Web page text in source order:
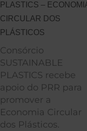
PLASTICS –
CIRCULAR DOS
PLÁSTICOS
Consórcio
SUSTAINABLE
PLASTICS recebe
apoio do PRR para
promover a
Economia Circular
dos Plásticos.